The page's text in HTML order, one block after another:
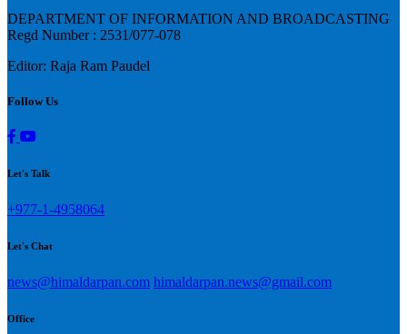
DEPARTMENT OF INFORMATION AND BROADCASTING
Regd Number : 2531/077-078
Editor: Raja Ram Paudel
Follow Us
Let's Talk
+977-1-4958064
Let's Chat
news@himaldarpan.com himaldarpan.news@gmail.com
Office